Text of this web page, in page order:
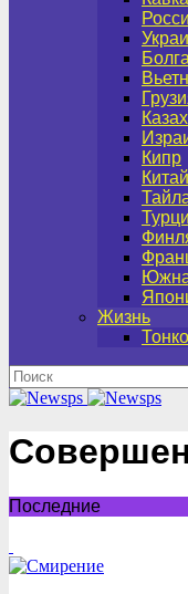
Кипр
Китай
Жизнь
Последние